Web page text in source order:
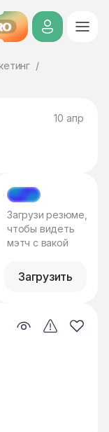
10 апр
МЭТЧ
Загрузи резюме,
чтобы видеть
мэтч с вакой
Загрузить